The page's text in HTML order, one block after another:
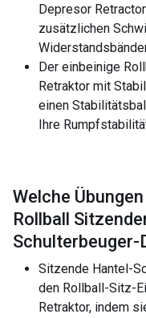
Depresor
zusätzlichen
Der einbeinige
Retraktor mit
einen
Ihre
Welche
Rollball
Sitzende Hantel-
den Rollball-Sitz-
Retraktor, indem